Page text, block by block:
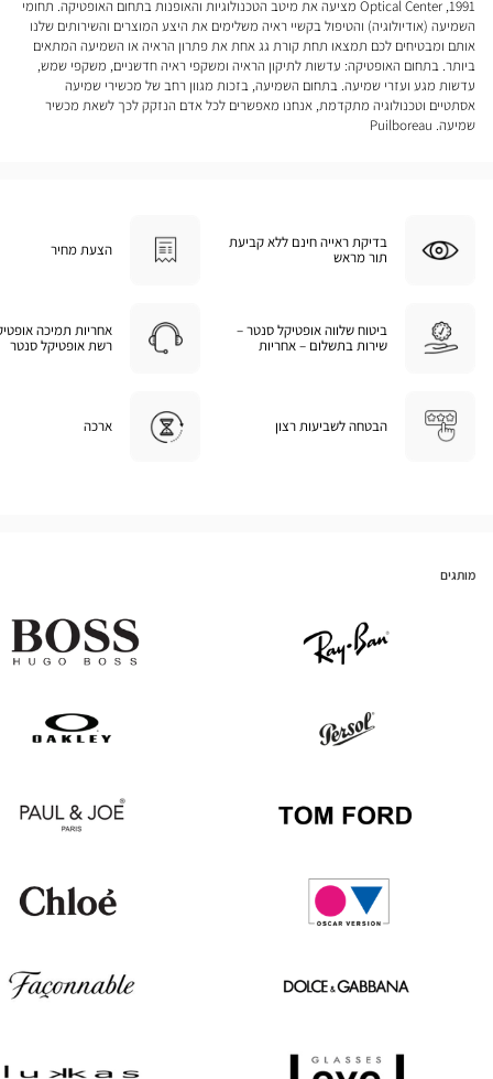
1991, Optical Center מציעה את מיטב הטכנולוגיות והאופנות בתחום האופטיקה. תחומי
השמיעה (אודיולוגיה) והטיפול בקשיי ראיה משלימים את היצע המוצרים והשירותים שלנו
אותם ומבטיחים לכם תמצאו תחת קורת גג אחת את פתרון הראיה או השמיעה המתאים
ביותר. בתחום האופטיקה: עדשות לתיקון הראיה ומשקפי ראיה חדשניים, משקפי שמש,
עדשות מגע ועזרי שמיעה. בתחום השמיעה, בזכות מגוון רחב של מכשירי שמיעה
אסתטיים וטכנולוגיה מתקדמת, אנחנו מאפשרים לכל אדם הנזקק לכך לשאת מכשיר
שמיעה. Puilboreau
בדיקת ראייה חינם ללא קביעת
תור מראש
הצעת מחיר
ביטוח שלווה אופטיקל סנטר –
שירות בתשלום – אחריות
אחריות תמיכה
רשת אופטיקל סנטר
הבטחה לשביעות רצון ארכה
מותגים